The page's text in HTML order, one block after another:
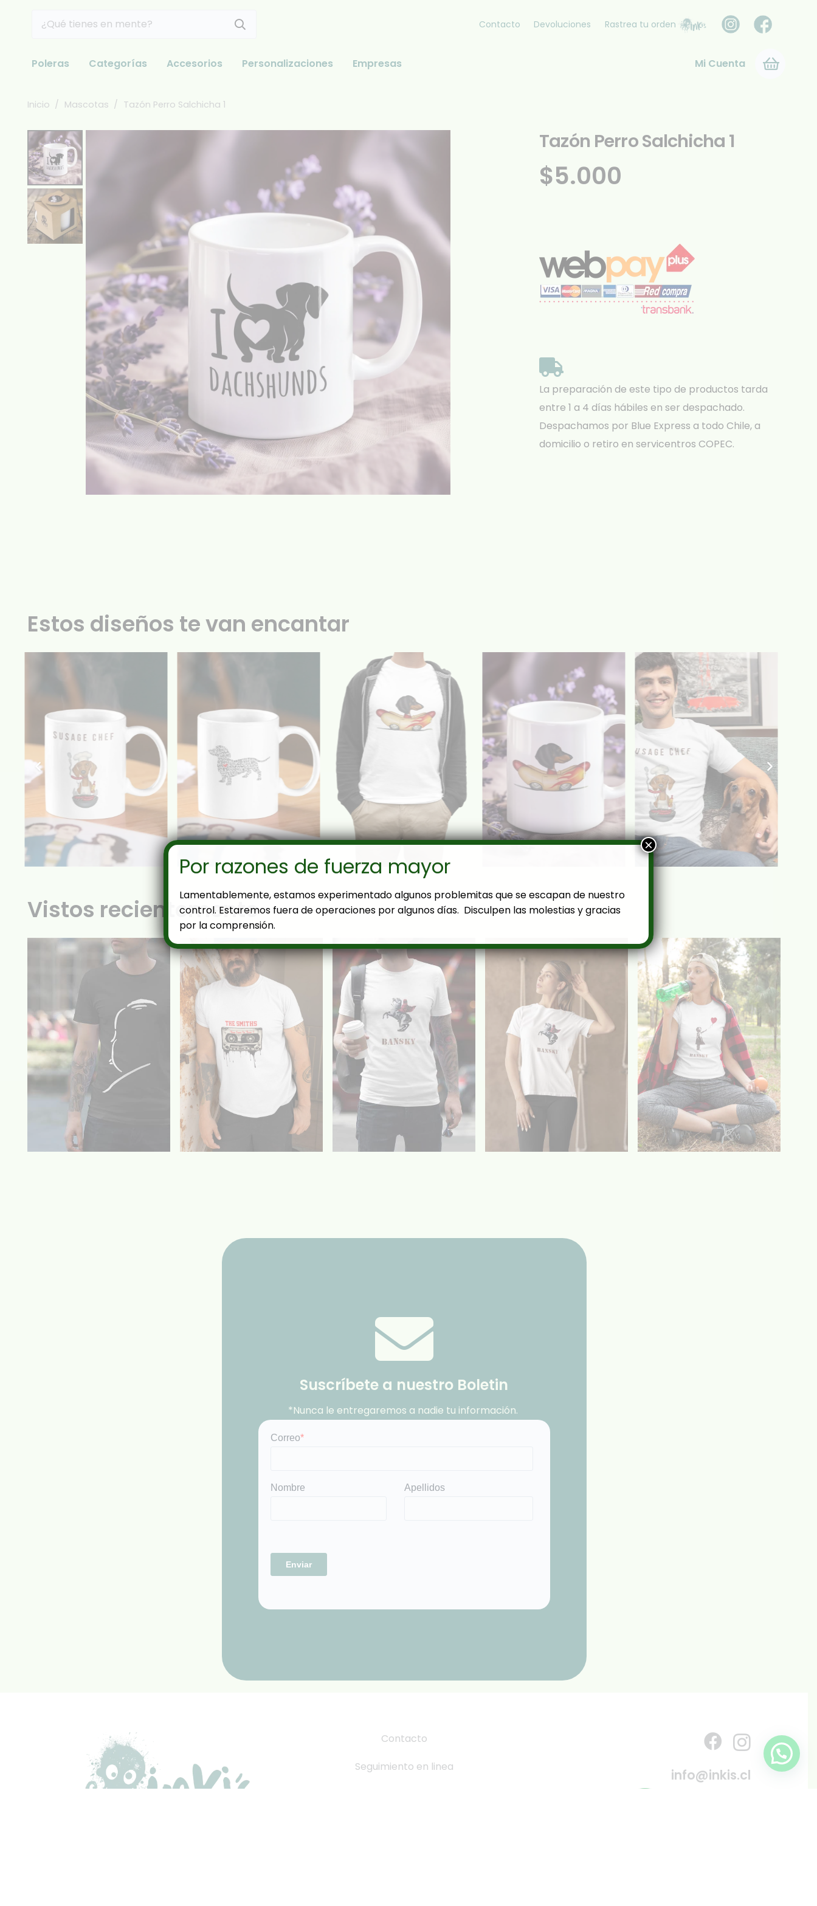
Contacto Devoluciones Rastrea tu orden
Poleras Categorías Accesorios Personalizaciones Empresas Mi Cuenta
Inicio / Mascotas / Tazón Perro Salchicha 1
Tazón Perro Salchicha 1
$5.000
La preparación de este tipo de productos tarda
entre 1 a 4 días hábiles en ser despachado.
Despachamos por Blue Express a todo Chile, a
domicilio o retiro en servicentros COPEC.
Estos diseños te van encantar
Vistos recientemente
Suscríbete a nuestro Boletin
*Nunca le entregaremos a nadie tu información.
Contacto
Seguimiento en linea
info@inkis.cl
Por razones de fuerza mayor
Lamentablemente, estamos experimentado algunos problemitas que se escapan de nuestro
control. Estaremos fuera de operaciones por algunos días. Disculpen las molestias y gracias
por la comprensión.
×